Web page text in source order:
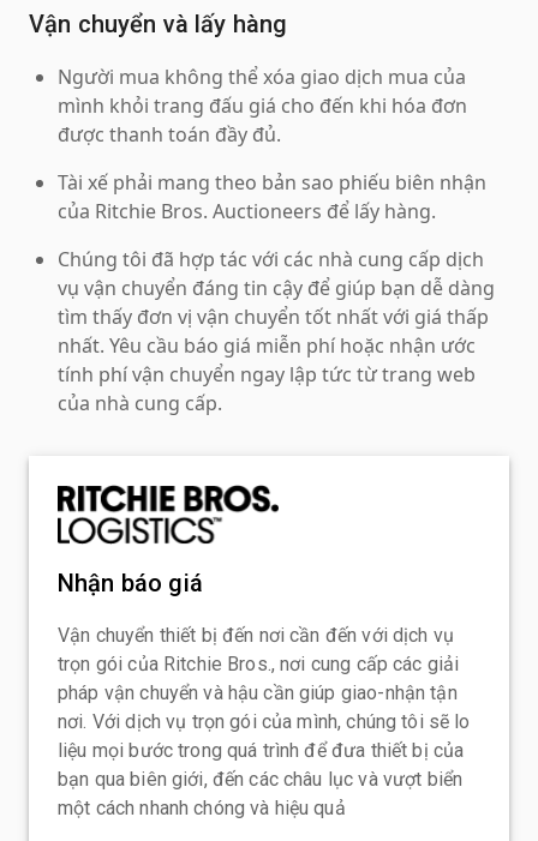
Vận chuyển và lấy hàng
Người mua không thể xóa giao dịch mua của
mình khỏi trang đấu giá cho đến khi hóa đơn
được thanh toán đầy đủ.
Tài xế phải mang theo bản sao phiếu biên nhận
của Ritchie Bros. Auctioneers để lấy hàng.
Chúng tôi đã hợp tác với các nhà cung cấp dịch
vụ vận chuyển đáng tin cậy để giúp bạn dễ dàng
tìm thấy đơn vị vận chuyển tốt nhất với giá thấp
nhất. Yêu cầu báo giá miễn phí hoặc nhận ước
tính phí vận chuyển ngay lập tức từ trang web
của nhà cung cấp.
Nhận báo giá
Vận chuyển thiết bị đến nơi cần đến với dịch vụ
trọn gói của Ritchie Bros., nơi cung cấp các giải
pháp vận chuyển và hậu cần giúp giao-nhận tận
nơi. Với dịch vụ trọn gói của mình, chúng tôi sẽ lo
liệu mọi bước trong quá trình để đưa thiết bị của
bạn qua biên giới, đến các châu lục và vượt biển
một cách nhanh chóng và hiệu quả